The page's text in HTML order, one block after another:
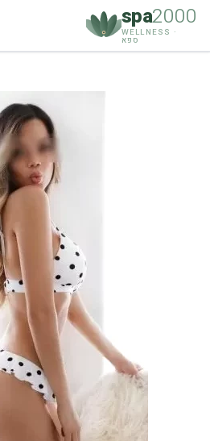
spa2000
WELLNESS ·
ספא